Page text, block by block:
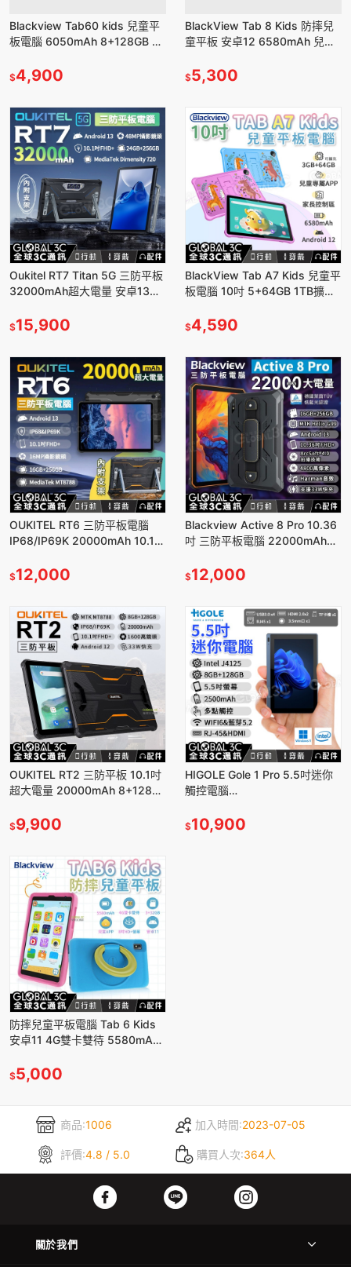
Blackview Tab60 kids 兒童平
板電腦 6050mAh 8+128GB 兒
$4,900
BlackView Tab 8 Kids 防摔兒
童平板 安卓12 6580mAh 兒童
$5,300
Oukitel RT7 Titan 5G 三防平板
32000mAh超大電量 安卓13
$15,900
BlackView Tab A7 Kids 兒童平
板電腦 10吋 5+64GB 1TB擴充
$4,590
OUKITEL RT6 三防平板電腦
IP68/IP69K 20000mAh 10.1吋
$12,000
Blackview Active 8 Pro 10.36
吋 三防平板電腦 22000mAh大
$12,000
OUKITEL RT2 三防平板 10.1吋
超大電量 20000mAh 8+128G
$9,900
HIGOLE Gole 1 Pro 5.5吋迷你
觸控電腦
RJ45
$10,900
防摔兒童平板電腦 Tab 6 Kids
安卓11 4G雙卡雙待 5580mAh
$5,000
商品:1006 加入時間:2023-07-05
評價:4.8 / 5.0 購買人次:364人
關於我們